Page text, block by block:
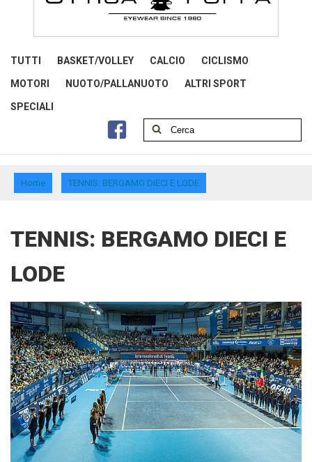
TUTTI BASKET/VOLLEY CALCIO CICLISMO
MOTORI NUOTO/PALLANUOTO ALTRI SPORT
SPECIALI
Home TENNIS: BERGAMO DIECI E LODE
TENNIS: BERGAMO DIECI E
LODE